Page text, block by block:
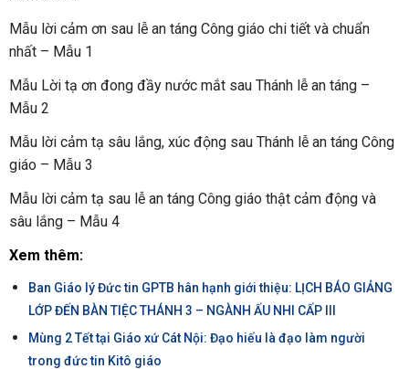
Mẫu lời cảm ơn sau lễ an táng Công giáo chi tiết và chuẩn
nhất – Mẫu 1
Mẫu Lời tạ ơn đong đầy nước mắt sau Thánh lễ an táng –
Mẫu 2
Mẫu lời cảm tạ sâu lắng, xúc động sau Thánh lễ an táng Công
giáo – Mẫu 3
Mẫu lời cảm tạ sau lễ an táng Công giáo thật cảm động và
sâu lắng – Mẫu 4
Xem thêm:
Ban Giáo lý Đức tin GPTB hân hạnh giới thiệu: LỊCH BÁO GIẢNG
LỚP ĐẾN BÀN TIỆC THÁNH 3 – NGÀNH ẤU NHI CẤP III
Mùng 2 Tết tại Giáo xứ Cát Nội: Đạo hiếu là đạo làm người
trong đức tin Kitô giáo